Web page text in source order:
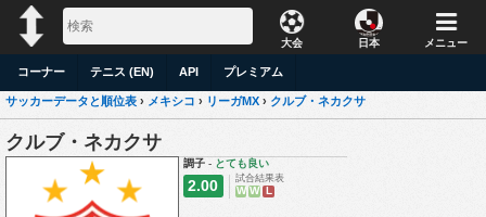
大会 日本 メニュー
コーナー テニス (EN) API プレミアム
サッカーデータと順位表 › メキシコ › リーガMX › クルブ・ネカクサ
クルブ・ネカクサ
調子 - とても良い
2.00 試合結果表
W W L